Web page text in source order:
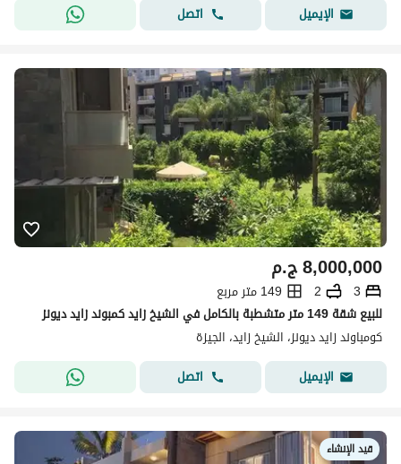
الإيميل
اتصل
ج.م8,000,000
3
2
149 متر مربع
للبيع شقة 149 متر متشطبة بالكامل في الشيخ زايد كمبوند زايد ديونز
كومباوند زايد ديونز، الشيخ زايد، الجيزة
الإيميل
اتصل
قيد الإنشاء